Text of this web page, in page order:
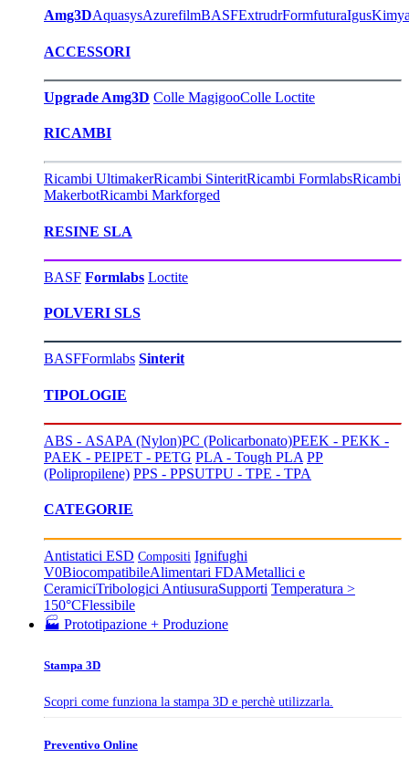
Amg3DAquasysAzurefilmBASFExtrudrFormfuturaIgus
ACCESSORI
Upgrade Amg3D Colle MagigooColle Loctite
RICAMBI
Ricambi UltimakerRicambi SinteritRicambi FormlabsRicambi
MakerbotRicambi Markforged
RESINE SLA
BASF Formlabs Loctite
POLVERI SLS
BASFFormlabs Sinterit
TIPOLOGIE
ABS - ASAPA (Nylon)PC (Policarbonato)PEEK - PEKK -
PAEK - PEIPET - PETG PLA - Tough PLA PP
(Polipropilene) PPS - PPSUTPU - TPE - TPA
CATEGORIE
Antistatici ESD Compositi Ignifughi
V0BiocompatibileAlimentari FDAMetallici e
CeramiciTribologici AntiusuraSupporti Temperatura >
150°CFlessibile
🏭 Prototipazione + Produzione
Stampa 3D
Scopri come funziona la stampa 3D e perchè utilizzarla.
Preventivo Online